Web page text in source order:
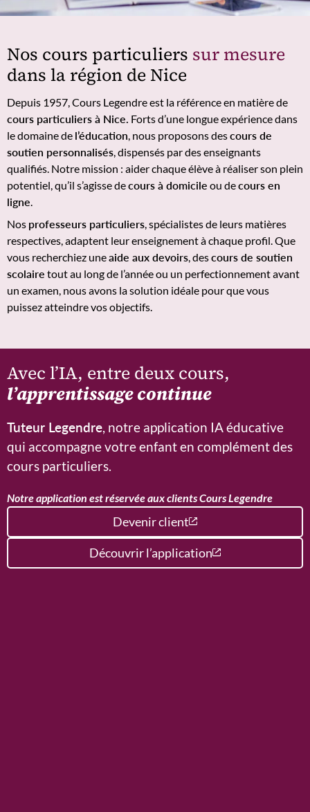
Nos cours particuliers sur mesure
dans la région de Nice
Depuis 1957, Cours Legendre est la référence en matière de
cours particuliers à Nice. Forts d’une longue expérience dans
le domaine de l’éducation , nous proposons descours de
soutien personnalisés , dispensés par des enseignants
qualifiés. Notre mission : aider chaque élève à réaliser son plein
potentiel, qu’il s’agisse decours à domicile ou decours en
ligne
Nos professeurs particuliers , spécialistes de leurs matières
respectives, adaptent leur enseignement à chaque profil. Que
vous recherchiez uneaide aux devoirs , descours de soutien
scolaire tout au long de l’année ou un perfectionnement avant
un examen, nous avons la solution idéale pour que vous
puissez atteindre vos objectifs.
Avec l’IA, entre deux cours,
l’apprentissage continue
Tuteur Legendre, notre application IA éducative
qui accompagne votre enfant en complément des
cours particuliers.
Notre application est réservée aux clients Cours Legendre
Devenir client
Découvrir l’application